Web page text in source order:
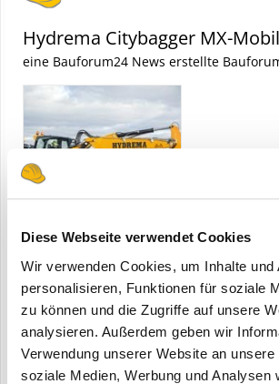
Diese Webseite verwendet Cookies
Wir verwenden Cookies, um Inhalte und
personalisieren, Funktionen für soziale
zu können und die Zugriffe auf unsere
analysieren. Außerdem geben wir
Verwendung unserer Website an
soziale Medien, Werbung und Analysen
Hydrema Citybagger MX-
eine Bauforum24 News erstellte
Februar 2021 - Während die Hersteller von
Umstellung von Stufe IV- auf Stufe V-Motoren
die neuesten Emissionsanforderungen zu
dänische Baumaschinenhersteller HYDREMA in
umfangreiche Aufwertungen an seiner Palette
24. Februar 2021 1
telematiksystem drehmoment (und 12